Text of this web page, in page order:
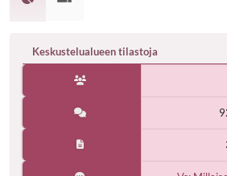
Keskustelualueen tilastoja